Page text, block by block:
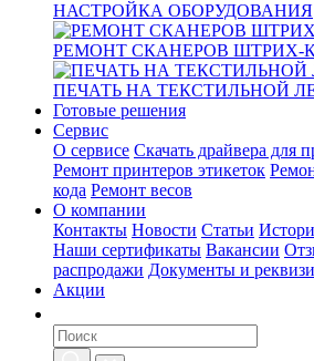
НАСТРОЙКА ОБОРУДОВАНИЯ
РЕМОНТ СКАНЕРОВ ШТРИХ-
ПЕЧАТЬ НА ТЕКСТИЛЬНОЙ
Готовые решения
Сервис
О сервисе Скачать драйвера для
Ремонт принтеров этикеток
кода Ремонт весов
О компании
Контакты Новости Статьи
Наши сертификаты Вакансии
распродажи Документы и
Акции